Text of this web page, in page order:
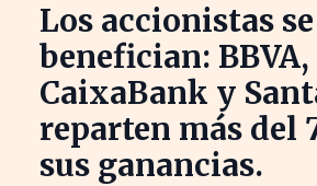
Los accionistas se
benefician: BBVA,
CaixaBank y
reparten más del
sus ganancias.